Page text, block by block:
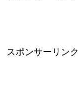
スポンサーリンク